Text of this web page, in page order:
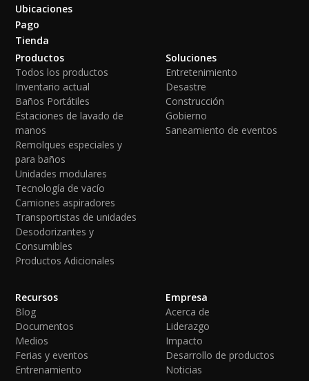
Ubicaciones
Pago
Tienda
Productos
Todos los productos
Inventario actual
Baños Portátiles
Estaciones de lavado de
manos
Remolques especiales y
para baños
Unidades modulares
Tecnología de vacío
Camiones aspiradores
Transportistas de unidades
Desodorizantes y
Consumibles
Productos Adicionales
Soluciones
Entretenimiento
Desastre
Construcción
Gobierno
Saneamiento de eventos
Recursos
Blog
Documentos
Medios
Ferias y eventos
Entrenamiento
Empresa
Acerca de
Liderazgo
Impacto
Desarrollo de productos
Noticias